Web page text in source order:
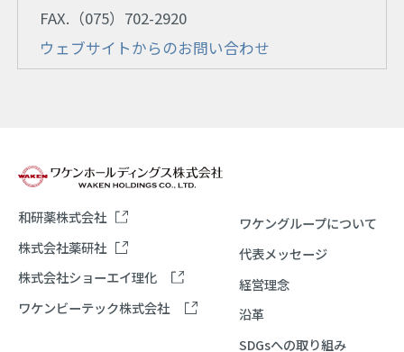
FAX.（075）702-2920
ウェブサイトからのお問い合わせ
和研薬株式会社
株式会社薬研社
株式会社ショーエイ理化
ワケンビーテック株式会社
ワケングループについて
代表メッセージ
経営理念
沿革
SDGsへの取り組み